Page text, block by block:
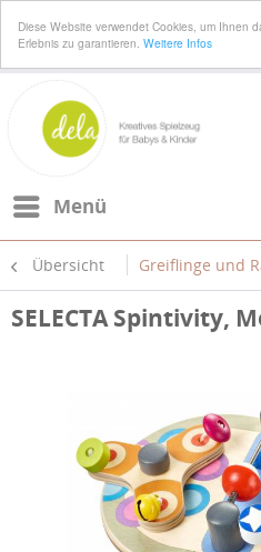
Diese Website verwendet Cookies, um Ihnen
Erlebnis zu garantieren. Weitere Infos
Menü
Übersicht Greiflinge und
SELECTA Spintivity,